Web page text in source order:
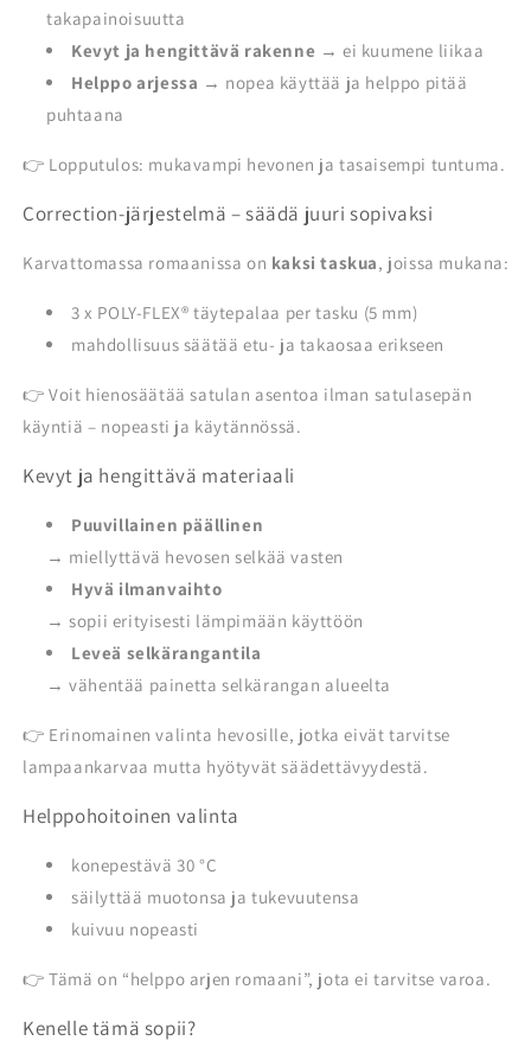
takapainoisuutta
Kevyt ja hengittävä rakenne → ei kuumene liikaa
Helppo arjessa → nopea käyttää ja helppo pitää
puhtaana
👉 Lopputulos: mukavampi hevonen ja tasaisempi tuntuma.
Correction-järjestelmä – säädä juuri sopivaksi
Karvattomassa romaanissa on kaksi taskua, joissa mukana:
3 x POLY-FLEX® täytepalaa per tasku (5 mm)
mahdollisuus säätää etu- ja takaosaa erikseen
👉 Voit hienosäätää satulan asentoa ilman satulasepän
käyntiä – nopeasti ja käytännössä.
Kevyt ja hengittävä materiaali
Puuvillainen päällinen
→ miellyttävä hevosen selkää vasten
Hyvä ilmanvaihto
→ sopii erityisesti lämpimään käyttöön
Leveä selkärangantila
→ vähentää painetta selkärangan alueelta
👉 Erinomainen valinta hevosille, jotka eivät tarvitse
lampaankarvaa mutta hyötyvät säädettävyydestä.
Helppohoitoinen valinta
konepestävä 30 °C
säilyttää muotonsa ja tukevuutensa
kuivuu nopeasti
👉 Tämä on “helppo arjen romaani”, jota ei tarvitse varoa.
Kenelle tämä sopii?